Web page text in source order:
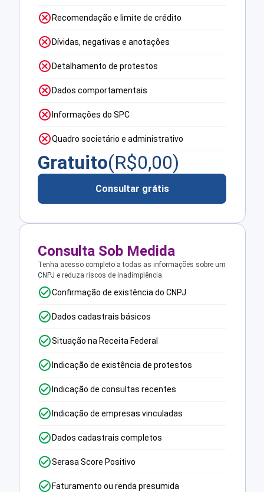
Recomendação e limite de crédito
Dívidas, negativas e anotações
Detalhamento de protestos
Dados comportamentais
Informações do SPC
Quadro societário e administrativo
Gratuito(R$0,00)
Consultar grátis
Consulta Sob Medida
Tenha acesso completo a todas as informações sobre um
CNPJ e reduza riscos de inadimplência.
Confirmação de existência do CNPJ
Dados cadastrais básicos
Situação na Receita Federal
Indicação de existência de protestos
Indicação de consultas recentes
Indicação de empresas vinculadas
Dados cadastrais completos
Serasa Score Positivo
Faturamento ou renda presumida